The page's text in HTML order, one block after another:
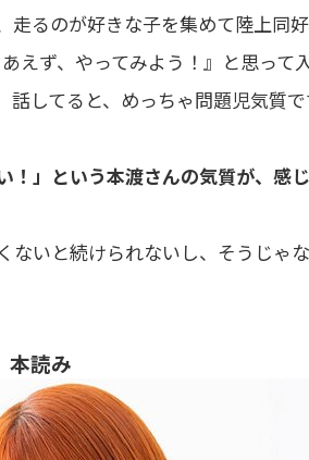
走るのが好きな子を集めて陸上同
えず、やってみよう！』と思っ
してると、めっちゃ問題児気質で
！」という本渡さんの気質が、感
ないと続けられないし、そうじ
本読み